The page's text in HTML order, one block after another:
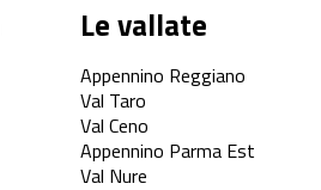
Le vallate
Appennino Reggiano
Val Taro
Val Ceno
Appennino Parma Est
Val Nure